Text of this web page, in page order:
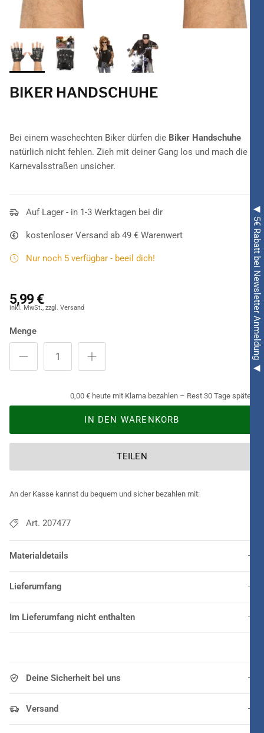
◀ 5€ Rabatt bei Newsletter Anmeldung ◀
BIKER HANDSCHUHE
Bei einem waschechten Biker dürfen die Biker Handschuhe
natürlich nicht fehlen. Zieh mit deiner Gang los und mach die
Karnevalsstraßen unsicher.
Auf Lager - in 1-3 Werktagen bei dir
kostenloser Versand ab 49 € Warenwert
Nur noch 5 verfügbar - beeil dich!
5,99 €
Menge
0,00 € heute mit Klarna bezahlen – Rest 30 Tage später.
IN DEN WARENKORB
TEILEN
An der Kasse kannst du bequem und sicher bezahlen mit:
Art. 207477
Materialdetails
Lieferumfang
Im Lieferumfang nicht enthalten
Deine Sicherheit bei uns
Versand